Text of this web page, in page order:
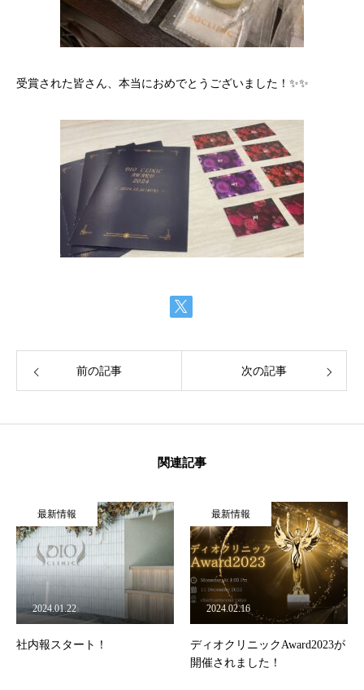
受賞された皆さん、本当におめでとうございました！ ✨✨
前の記事 次の記事
関連記事
最新情報
社内報スタート！
2024.01.22
最新情報
ディオクリニックAward2023が
開催されました！
2024.02.16